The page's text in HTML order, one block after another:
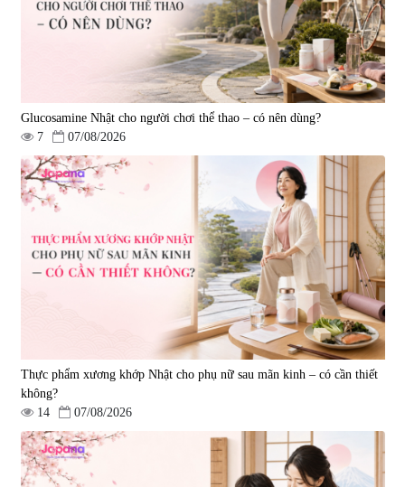
1.450.000 đ 225.000 đ
Tẩy tế bào chết Nichiei Bussan
Nano NMN+ Peeling Gel
|0
1.490.000 đ
Viên uống hỗ trợ bền thành
mạch, ngừa tai biến Elastin Plus
& Nattokinase Hokoen 80 viên
0
980.000 đ
Viên uống bổ gan Ribeto Shoji
Hepaclean 60 viên
Viên uống hỗ trợ cải thiện thoát
vị đĩa đệm Kyoto Has 30 viên
|14.560
Glucosamine Nhật cho người chơi thể thao – có nên dùng?
7
07/08/2026
Thực phẩm xương khớp Nhật cho phụ nữ sau mãn kinh – có cần thiết
không?
14
07/08/2026